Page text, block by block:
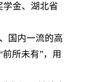
学金、湖北省
国内一流的高
所未有”，用